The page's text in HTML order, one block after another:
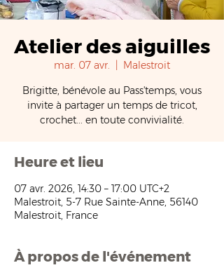
Atelier des aiguilles
mar. 07 avr.
Malestroit
Brigitte, bénévole au Pass'temps, vous
invite à partager un temps de tricot,
crochet... en toute convivialité.
Heure et lieu
07 avr. 2026, 14:30 – 17:00 UTC+2
Malestroit, 5-7 Rue Sainte-Anne, 56140
Malestroit, France
À propos de l'événement